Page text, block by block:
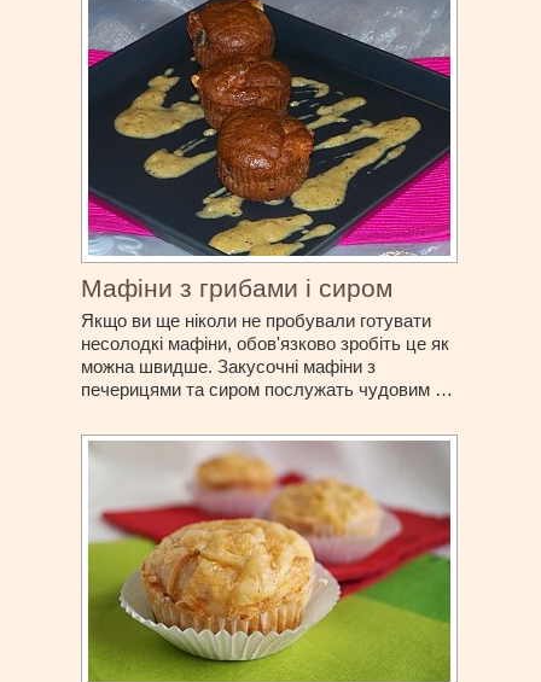
Мафіни з грибами і сиром
Якщо ви ще ніколи не пробували готувати
несолодкі мафіни, обов'язково зробіть це як
можна швидше. Закусочні мафіни з
печерицями та сиром послужать чудовим …